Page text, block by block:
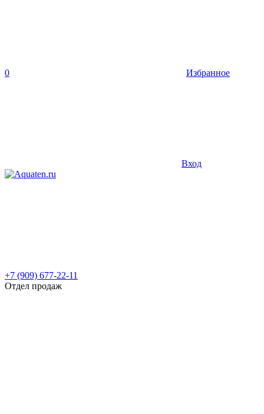
0 Избранное
Вход
+7 (909) 677-22-11
Отдел продаж